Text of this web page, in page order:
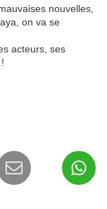
nouvelles,
on va se
acteurs, ses